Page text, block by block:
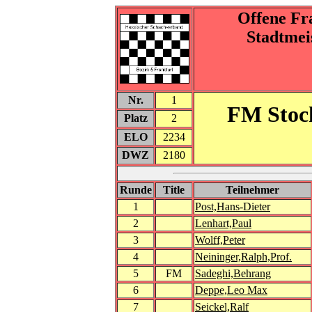
Offene
Nr. 1
FM
Platz
2
ELO
2234
DWZ
2180
Runde Title
Teilnehmer
1
Post,Hans-Dieter
2
Lenhart,Paul
3
Wolff,Peter
4
Neininger,Ralph,Prof.
5
FM
Sadeghi,Behrang
6
Deppe,Leo Max
7
Seickel,Ralf